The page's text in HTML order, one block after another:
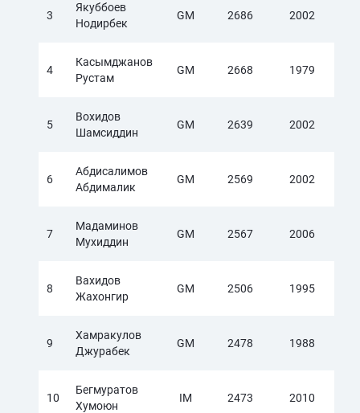
3
Якуббоев
Нодирбек
GM 2686 2002
4
Касымджанов
Рустам
GM 2668 1979
5
Вохидов
Шамсиддин
GM 2639 2002
6
Абдисалимов
Абдималик
GM 2569 2002
7
Мадаминов
Мухиддин
GM 2567 2006
8
Вахидов
Жахонгир
GM 2506 1995
9
Хамракулов
Джурабек
GM 2478 1988
10
Бегмуратов
Хумоюн
IM 2473 2010